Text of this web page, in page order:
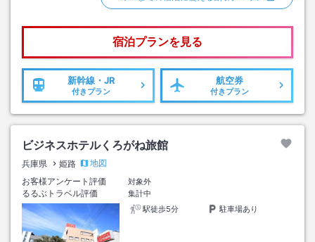
宿泊プランを見る
新幹線・JR
付きプラン
航空券
付きプラン
ビジネスホテルくろがね旅館
兵庫県 姫路
地図
お客様アンケート評価
対象外
るるぶトラベル評価
集計中
駅徒歩5分
駐車場あり